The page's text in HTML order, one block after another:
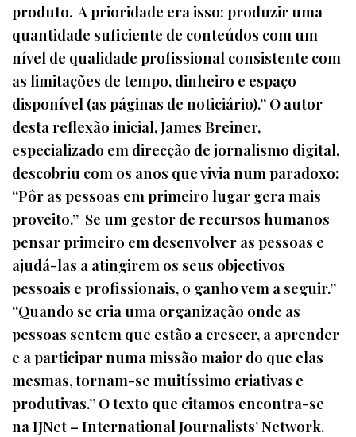
produto. A prioridade era isso: produzir uma
quantidade suficiente de conteúdos com um
nível de qualidade profissional consistente com
as limitações de tempo, dinheiro e espaço
disponível (as páginas de noticiário).” O autor
desta reflexão inicial, James Breiner,
especializado em direcção de jornalismo digital,
descobriu com os anos que vivia num paradoxo:
“Pôr as pessoas em primeiro lugar gera mais
proveito.” Se um gestor de recursos humanos
pensar primeiro em desenvolver as pessoas e
ajudá-las a atingirem os seus objectivos
pessoais e profissionais, o ganho vem a seguir.”
“Quando se cria uma organização onde as
pessoas sentem que estão a crescer, a aprender
e a participar numa missão maior do que elas
mesmas, tornam-se muitíssimo criativas e
produtivas.” O texto que citamos encontra-se
na IJNet – International Journalists’ Network.